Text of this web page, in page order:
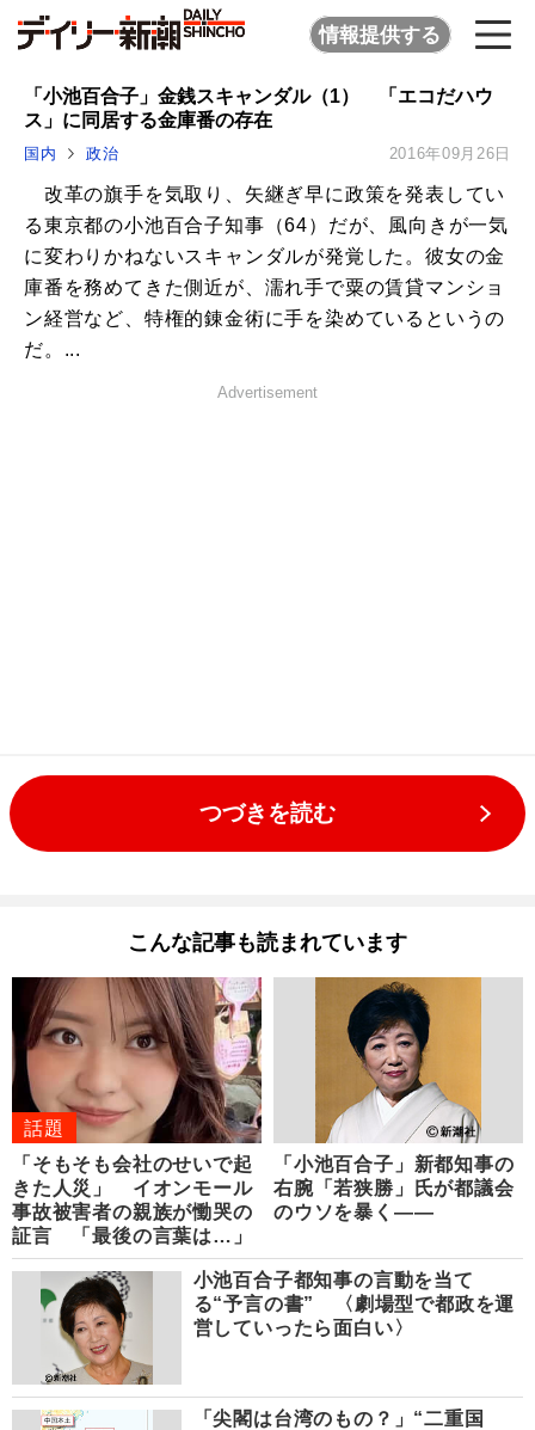
情報提供する
「小池百合子」金銭スキャンダル（1） 「エコだハウ
ス」に同居する金庫番の存在
国内 政治 2016年09月26日
改革の旗手を気取り、矢継ぎ早に政策を発表してい
る東京都の小池百合子知事（64）だが、風向きが一気
に変わりかねないスキャンダルが発覚した。彼女の金
庫番を務めてきた側近が、濡れ手で粟の賃貸マンショ
ン経営など、特権的錬金術に手を染めているというの
だ。...
Advertisement
つづきを読む
こんな記事も読まれています
話題
「そもそも会社のせいで起
きた人災」 イオンモール
事故被害者の親族が慟哭の
証言 「最後の言葉は…」
「小池百合子」新都知事の
右腕「若狭勝」氏が都議会
のウソを暴く――
小池百合子都知事の言動を当て
る“予言の書” 〈劇場型で都政を運
営していったら面白い〉
「尖閣は台湾のもの？」“二重国